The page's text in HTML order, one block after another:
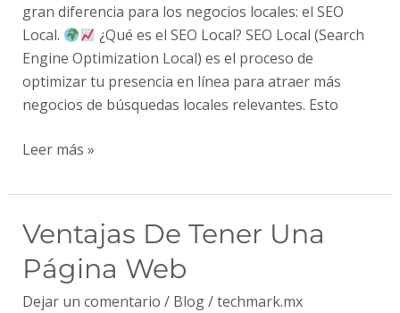
gran diferencia para los negocios locales: el SEO
Local.
¿Qué es el SEO Local? SEO Local (Search
Engine Optimization Local) es el proceso de
optimizar tu presencia en línea para atraer más
negocios de búsquedas locales relevantes. Esto
Leer más »
Ventajas De Tener Una
Página Web
Dejar un comentario / Blog/techmark.mx
Ventajas
tener
una